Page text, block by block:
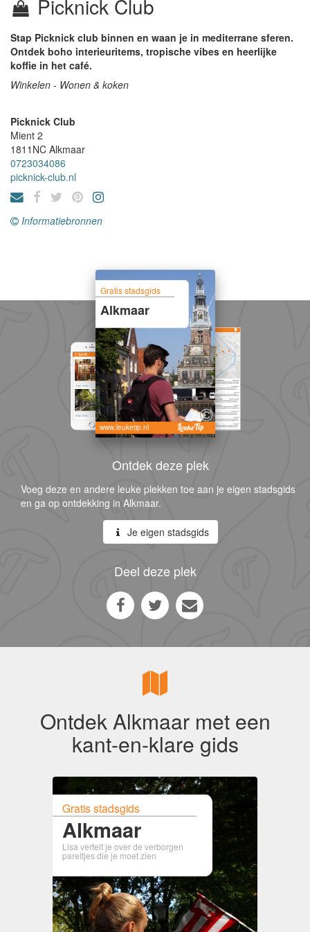
Picknick Club
Stap Picknick club binnen en waan je in mediterrane sferen.
Ontdek boho interieuritems, tropische vibes en heerlijke
koffie in het café.
Winkelen - Wonen & koken
Picknick Club
Mient 2
1811NC Alkmaar
0723034086
picknick-club.nl
Informatiebronnen
Gratis stadsgids
Alkmaar
www.leuketip.nl
Ontdek deze plek
Voeg deze en andere leuke plekken toe aan je eigen stadsgids
en ga op ontdekking in Alkmaar.
Je eigen stadsgids
Deel deze plek
Ontdek Alkmaar met een
kant-en-klare gids
Gratis stadsgids
Alkmaar
Lisa vertelt je over de verborgen
pareltjes die je moet zien